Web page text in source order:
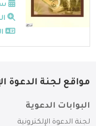
مواقع لجنة الدعوة
البوابات الدعوية
لجنة الدعوة الإلكترونية